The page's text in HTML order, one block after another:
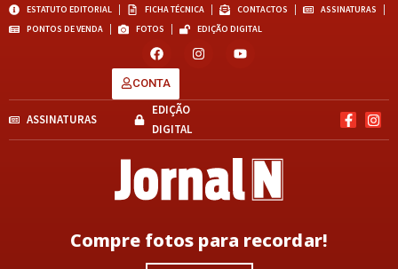
ESTATUTO EDITORIAL FICHA TÉCNICA CONTACTOS
ASSINATURAS
PONTOS DE VENDA
FOTOS EDIÇÃO DIGITAL
CONTA
ASSINATURAS
EDIÇÃO
DIGITAL
Compre fotos para recordar!